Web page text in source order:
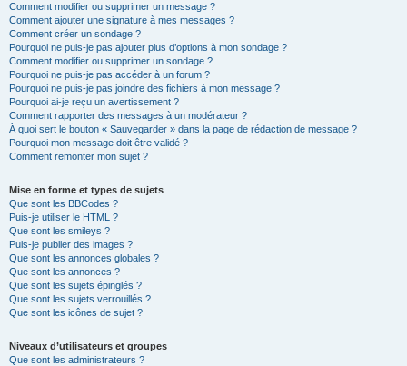
Comment modifier ou supprimer un message ?
Comment ajouter une signature à mes messages ?
Comment créer un sondage ?
Pourquoi ne puis-je pas ajouter plus d’options à mon sondage ?
Comment modifier ou supprimer un sondage ?
Pourquoi ne puis-je pas accéder à un forum ?
Pourquoi ne puis-je pas joindre des fichiers à mon message ?
Pourquoi ai-je reçu un avertissement ?
Comment rapporter des messages à un modérateur ?
À quoi sert le bouton « Sauvegarder » dans la page de rédaction de message ?
Pourquoi mon message doit être validé ?
Comment remonter mon sujet ?
Mise en forme et types de sujets
Que sont les BBCodes ?
Puis-je utiliser le HTML ?
Que sont les smileys ?
Puis-je publier des images ?
Que sont les annonces globales ?
Que sont les annonces ?
Que sont les sujets épinglés ?
Que sont les sujets verrouillés ?
Que sont les icônes de sujet ?
Niveaux d’utilisateurs et groupes
Que sont les administrateurs ?